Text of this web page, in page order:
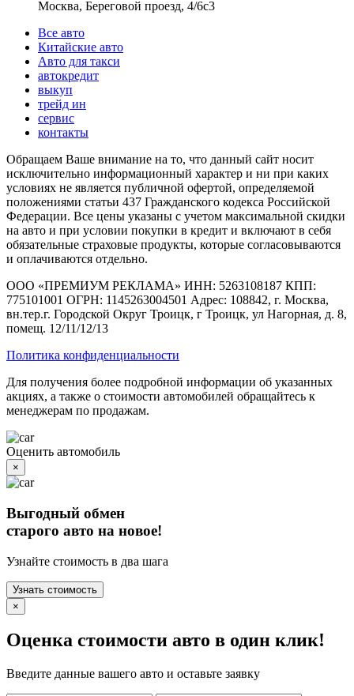
Москва, Береговой проезд, 4/6с3
Все авто
Китайские авто
Авто для такси
автокредит
выкуп
трейд ин
сервис
контакты
Обращаем Ваше внимание на то, что данный сайт носит
исключительно информационный характер и ни при каких
условиях не является публичной офертой, определяемой
положениями статьи 437 Гражданского кодекса Российской
Федерации. Все цены указаны с учетом максимальной скидки
на авто и при условии покупки в кредит и включают в себя
обязательные страховые продукты, которые согласовываются
и оплачиваются отдельно.
ООО «ПРЕМИУМ РЕКЛАМА» ИНН: 5263108187 КПП:
775101001 ОГРН: 1145263004501 Адрес: 108842, г. Москва,
вн.тер.г. Городской Округ Троицк, г Троицк, ул Нагорная, д. 8,
помещ. 12/11/12/13
Политика конфиденциальности
Для получения более подробной информации об указанных
акциях, а также о стоимости автомобилей обращайтесь к
менеджерам по продажам.
Оценить автомобиль
×
Выгодный обмен
старого авто на новое!
Узнайте стоимость в два шага
Узнать стоимость
×
Оценка стоимости авто в один клик!
Введите данные вашего авто и оставьте заявку